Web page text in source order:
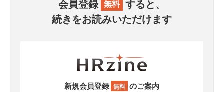
会員登録 無料 すると、
続きをお読みいただけます
新規会員登録 無料 のご案内